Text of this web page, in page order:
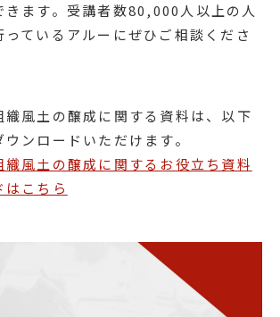
きます。受講者数80,000人以上の人
ているアルーにぜひご相談くださ
織風土の醸成に関する資料は、以下
ンロードいただけます。
風土の醸成に関するお役立ち資料
こちら